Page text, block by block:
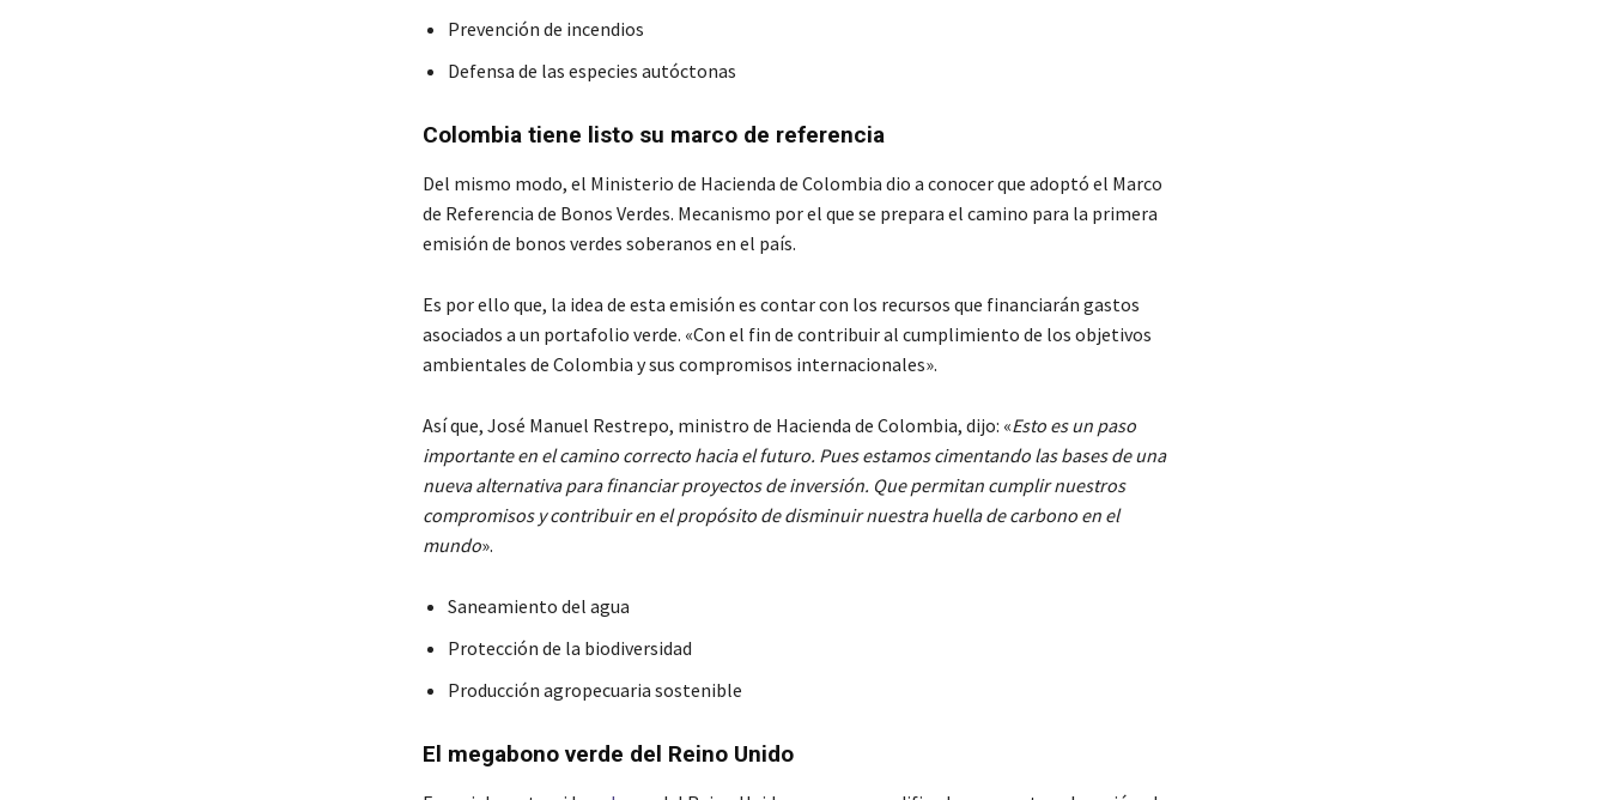
Prevención de incendios
Defensa de las especies autóctonas
Colombia tiene listo su marco de referencia
Del mismo modo, el Ministerio de Hacienda de Colombia dio a conocer que adoptó el Marco
de Referencia de Bonos Verdes. Mecanismo por el que se prepara el camino para la primera
emisión de bonos verdes soberanos en el país.
Es por ello que, la idea de esta emisión es contar con los recursos que financiarán gastos
asociados a un portafolio verde. «Con el fin de contribuir al cumplimiento de los objetivos
ambientales de Colombia y sus compromisos internacionales».
Así que, José Manuel Restrepo, ministro de Hacienda de Colombia, dijo: «Esto es un paso
importante en el camino correcto hacia el futuro. Pues estamos cimentando las bases de una
nueva alternativa para financiar proyectos de inversión. Que permitan cumplir nuestros
compromisos y contribuir en el propósito de disminuir nuestra huella de carbono en el
mundo».
Saneamiento del agua
Protección de la biodiversidad
Producción agropecuaria sostenible
El megabono verde del Reino Unido